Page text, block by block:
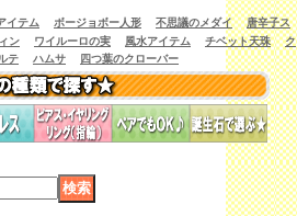
イテム ボージョボー人形 不思議のメダイ
唐辛子ス
ン
ワイルーロの実 風水アイテム チベット天珠
ク
テ
ハムサ 四つ葉のクローバー